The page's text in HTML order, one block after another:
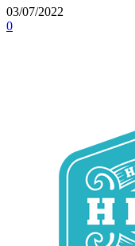
03/07/2022
0